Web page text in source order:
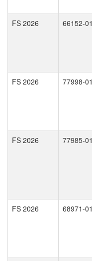
FS 2026 66152-01
FS 2026 77998-01
FS 2026
77985-01
FS 2026 68971-01